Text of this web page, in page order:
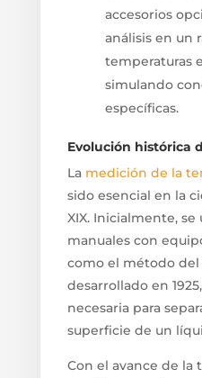
accesorios
análisis en un
temperaturas
simulando
específicas.
Evolución histórica
La medición de la
sido esencial en la
XIX. Inicialmente,
manuales con
como el método del
desarrollado en
necesaria para
superficie de un
Con el avance de la